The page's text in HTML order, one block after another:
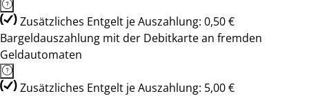
Zusätzliches Entgelt je Auszahlung: 0,50 €
Bargeldauszahlung mit der Debitkarte an fremden
Geldautomaten
Zusätzliches Entgelt je Auszahlung: 5,00 €